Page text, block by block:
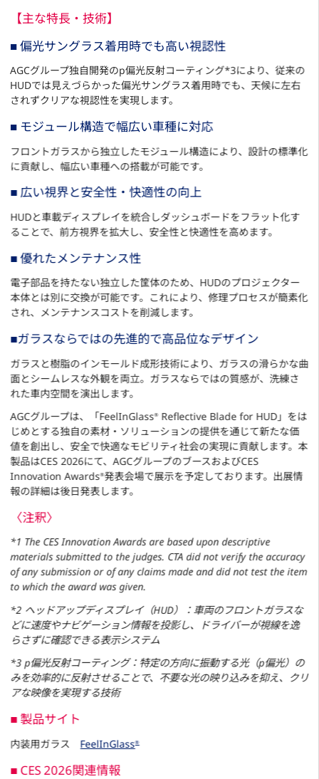
【主な特長・技術】
■ 偏光サングラス着用時でも高い視認性
AGCグループ独自開発のp偏光反射コーティング*3により、従来の
HUDでは見えづらかった偏光サングラス着用時でも、天候に左右
されずクリアな視認性を実現します。
■ モジュール構造で幅広い車種に対応
フロントガラスから独立したモジュール構造により、設計の標準化
に貢献し、幅広い車種への搭載が可能です。
■ 広い視界と安全性・快適性の向上
HUDと車載ディスプレイを統合しダッシュボードをフラット化す
ることで、前方視界を拡大し、安全性と快適性を高めます。
■ 優れたメンテナンス性
電子部品を持たない独立した筐体のため、HUDのプロジェクター
本体とは別に交換が可能です。これにより、修理プロセスが簡素化
され、メンテナンスコストを削減します。
■ガラスならではの先進的で高品位なデザイン
ガラスと樹脂のインモールド成形技術により、ガラスの滑らかな曲
面とシームレスな外観を両立。ガラスならではの質感が、洗練さ
れた車内空間を演出します。
AGCグループは、「FeelInGlass®Reflective Blade for HUD」をは
じめとする独自の素材・ソリューションの提供を通じて新たな価
値を創出し、安全で快適なモビリティ社会の実現に貢献します。本
製品はCES 2026にて、AGCグループのブースおよびCES
Innovation Awards®発表会場で展示を予定しております。出展情
報の詳細は後日発表します。
〈注釈〉
*1 The CES Innovation Awards are based upon descriptive
materials submitted to the judges. CTA did not verify the accuracy
of any submission or of any claims made and did not test the item
to which the award was given.
*2 ヘッドアップディスプレイ（HUD）：車両のフロントガラスな
どに速度やナビゲーション情報を投影し、ドライバーが視線を逸
らさずに確認できる表示システム
*3 p偏光反射コーティング：特定の方向に振動する光（p偏光）の
みを効率的に反射させることで、不要な光の映り込みを抑え、クリ
アな映像を実現する技術
■ 製品サイト
内装用ガラス FeelInGlass®
■ CES 2026関連情報